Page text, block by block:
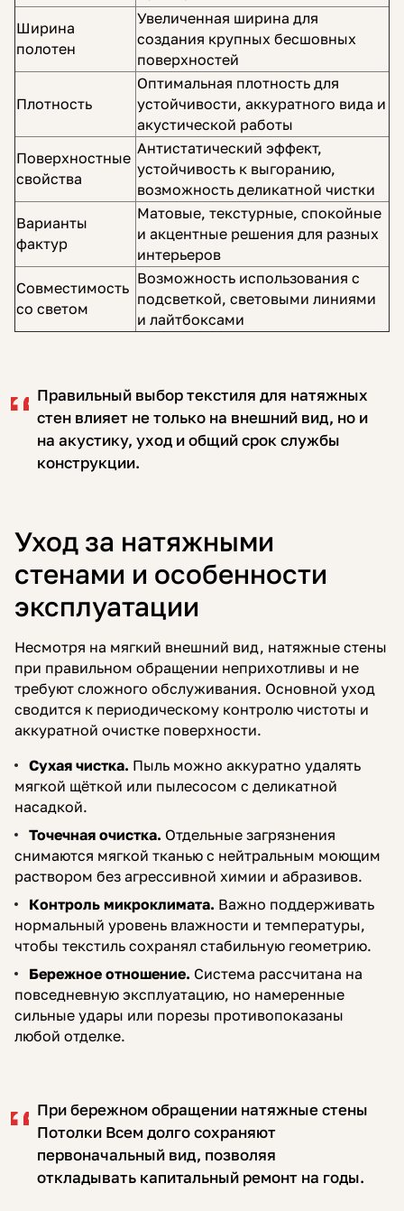
Ширина
полотен
Увеличенная ширина для
создания крупных бесшовных
поверхностей
Плотность
Оптимальная плотность для
устойчивости, аккуратного вида и
акустической работы
Поверхностные
свойства
Антистатический эффект,
устойчивость к выгоранию,
возможность деликатной чистки
Варианты
фактур
Матовые, текстурные, спокойные
и акцентные решения для разных
интерьеров
Совместимость
со светом
Возможность использования с
подсветкой, световыми линиями
и лайтбоксами
Правильный выбор текстиля для натяжных
стен влияет не только на внешний вид, но и
на акустику, уход и общий срок службы
конструкции.
Уход за натяжными
стенами и особенности
эксплуатации
Несмотря на мягкий внешний вид, натяжные стены
при правильном обращении неприхотливы и не
требуют сложного обслуживания. Основной уход
сводится к периодическому контролю чистоты и
аккуратной очистке поверхности.
Сухая чистка. Пыль можно аккуратно удалять
мягкой щёткой или пылесосом с деликатной
насадкой.
Точечная очистка. Отдельные загрязнения
снимаются мягкой тканью с нейтральным моющим
раствором без агрессивной химии и абразивов.
Контроль микроклимата. Важно поддерживать
нормальный уровень влажности и температуры,
чтобы текстиль сохранял стабильную геометрию.
Бережное отношение. Система рассчитана на
повседневную эксплуатацию, но намеренные
сильные удары или порезы противопоказаны
любой отделке.
При бережном обращении натяжные стены
Потолки Всем долго сохраняют
первоначальный вид, позволяя
откладывать капитальный ремонт на годы.